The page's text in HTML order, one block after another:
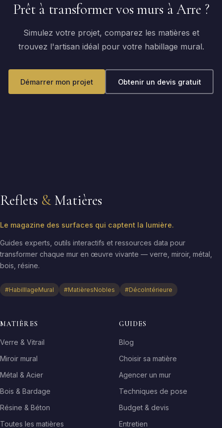
Prêt à transformer vos murs à Arre ?
Simulez votre projet, comparez les matières et
trouvez l'artisan idéal pour votre habillage mural.
Démarrer mon projet Obtenir un devis gratuit
Reflets & Matières
Le magazine des surfaces qui captent la lumière.
Guides experts, outils interactifs et ressources data pour
transformer chaque mur en œuvre vivante — verre, miroir, métal,
bois, résine.
#HabilllageMural #MatièresNobles #DécoIntérieure
MATIÈRES
Verre & Vitrail
Miroir mural
Métal & Acier
Bois & Bardage
Résine & Béton
Toutes les matières
GUIDES
Blog
Choisir sa matière
Agencer un mur
Techniques de pose
Budget & devis
Entretien